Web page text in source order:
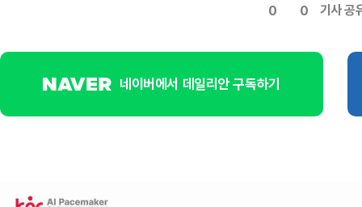
0 0 기사 공
네이버에서 데일리안 구독하기